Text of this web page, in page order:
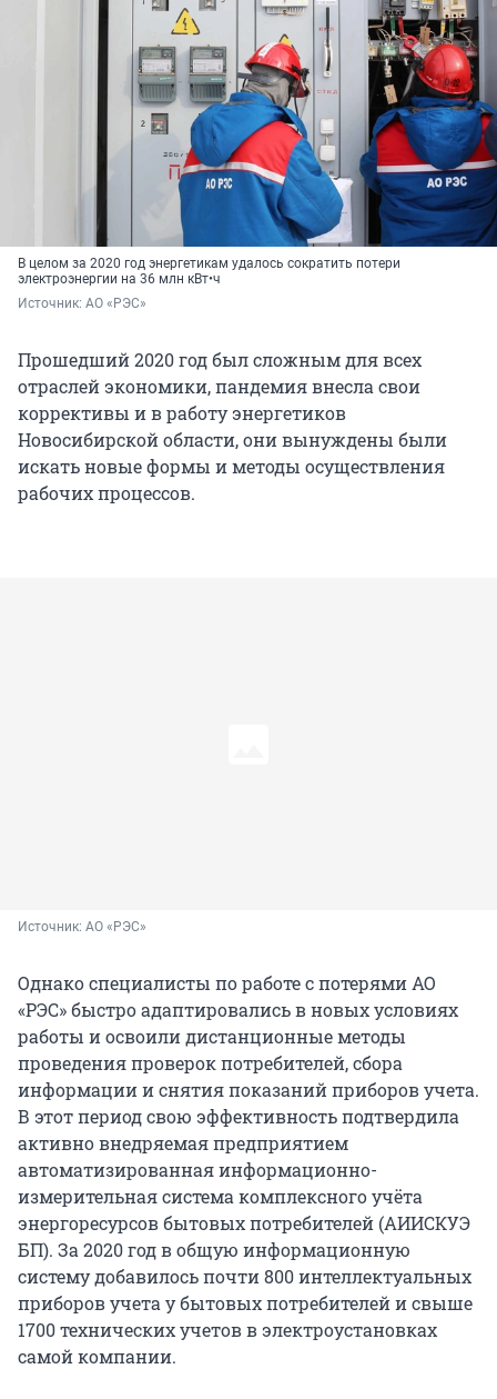
В целом за 2020 год энергетикам удалось сократить потери
электроэнергии на 36 млн кВт•ч
Источник: АО «РЭС»
Прошедший 2020 год был сложным для всех
отраслей экономики, пандемия внесла свои
коррективы и в работу энергетиков
Новосибирской области, они вынуждены были
искать новые формы и методы осуществления
рабочих процессов.
Источник: АО «РЭС»
Однако специалисты по работе с потерями АО
«РЭС» быстро адаптировались в новых условиях
работы и освоили дистанционные методы
проведения проверок потребителей, сбора
информации и снятия показаний приборов учета.
В этот период свою эффективность подтвердила
активно внедряемая предприятием
автоматизированная информационно-
измерительная система комплексного учёта
энергоресурсов бытовых потребителей (АИИСКУЭ
БП). За 2020 год в общую информационную
систему добавилось почти 800 интеллектуальных
приборов учета у бытовых потребителей и свыше
1700 технических учетов в электроустановках
самой компании.